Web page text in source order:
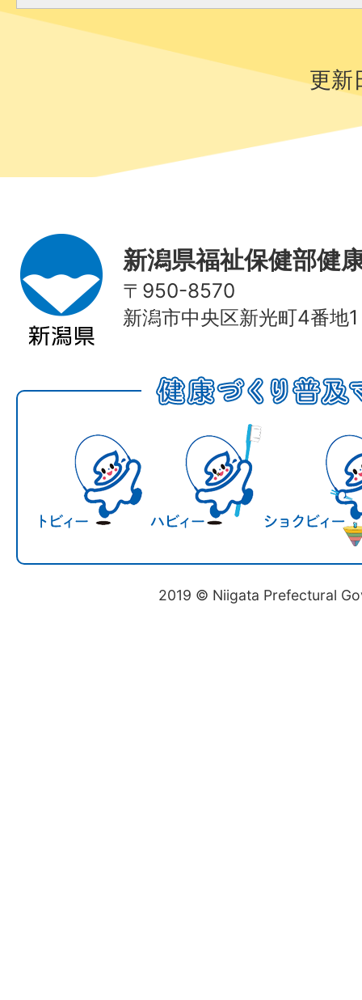
更新
新潟県福祉保健部健
〒950-8570
新潟市中央区新光町4番地1
2019 © Niigata Prefectural